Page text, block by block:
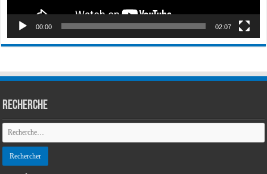
00:00 02:07
Recherche